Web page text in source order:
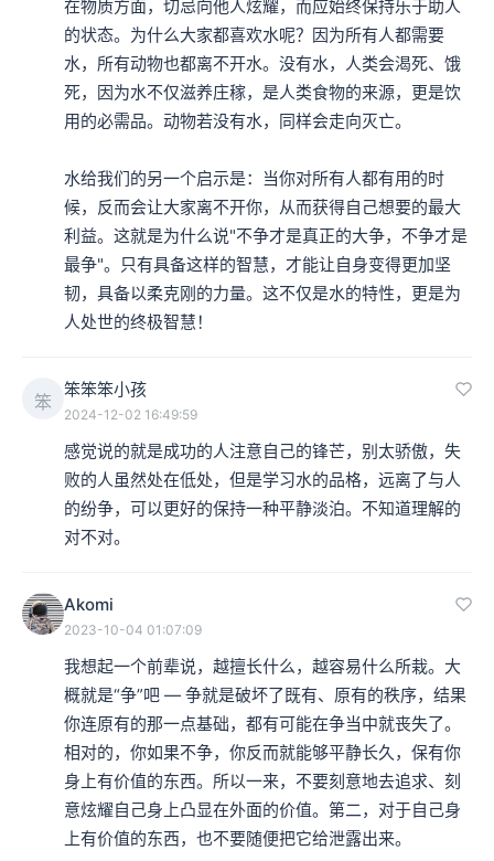
在物质方面，切忌向他人炫耀，而应始终保持乐于助人
的状态。为什么大家都喜欢水呢？因为所有人都需要
水，所有动物也都离不开水。没有水，人类会渴死、饿
死，因为水不仅滋养庄稼，是人类食物的来源，更是饮
用的必需品。动物若没有水，同样会走向灭亡。
水给我们的另一个启示是：当你对所有人都有用的时
候，反而会让大家离不开你，从而获得自己想要的最大
利益。这就是为什么说"不争才是真正的大争，不争才是
最争"。只有具备这样的智慧，才能让自身变得更加坚
韧，具备以柔克刚的力量。这不仅是水的特性，更是为
人处世的终极智慧！
笨
笨笨笨小孩
2024-12-02 16:49:59
感觉说的就是成功的人注意自己的锋芒，别太骄傲，失
败的人虽然处在低处，但是学习水的品格，远离了与人
的纷争，可以更好的保持一种平静淡泊。不知道理解的
对不对。
Akomi
2023-10-04 01:07:09
我想起一个前辈说，越擅长什么，越容易什么所栽。大
概就是“争”吧 — 争就是破坏了既有、原有的秩序，结果
你连原有的那一点基础，都有可能在争当中就丧失了。
相对的，你如果不争，你反而就能够平静长久，保有你
身上有价值的东西。所以一来，不要刻意地去追求、刻
意炫耀自己身上凸显在外面的价值。第二，对于自己身
上有价值的东西，也不要随便把它给泄露出来。